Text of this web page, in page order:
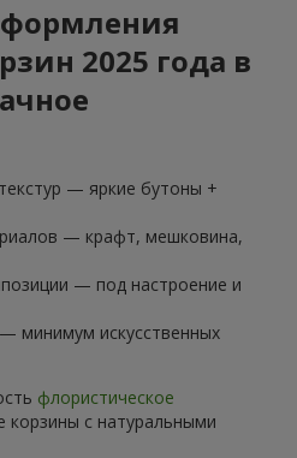
2025 года в
— яркие бутоны +
— крафт, мешковина,
— под настроение и
минимум искусственных
флористическое
с натуральными